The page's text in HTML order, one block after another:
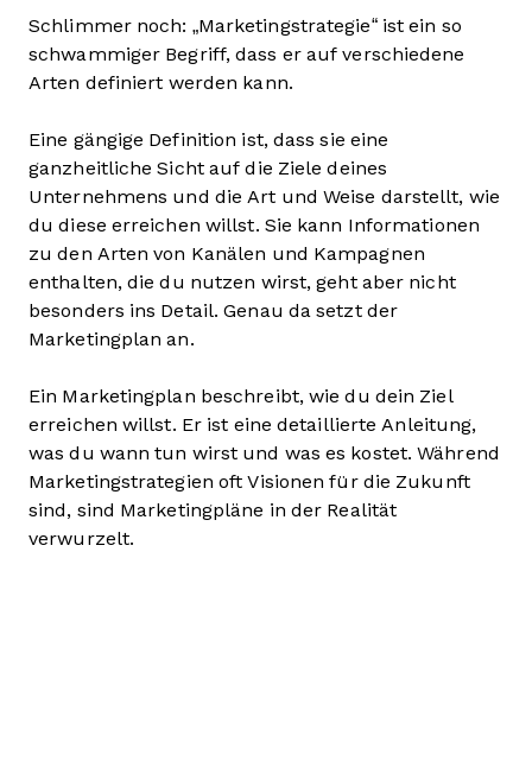
Schlimmer noch: „Marketingstrategie“ ist ein so
schwammiger Begriff, dass er auf verschiedene
Arten definiert werden kann.
Eine gängige Definition ist, dass sie eine
ganzheitliche Sicht auf die Ziele deines
Unternehmens und die Art und Weise darstellt, wie
du diese erreichen willst. Sie kann Informationen
zu den Arten von Kanälen und Kampagnen
enthalten, die du nutzen wirst, geht aber nicht
besonders ins Detail. Genau da setzt der
Marketingplan an.
Ein Marketingplan beschreibt, wie du dein Ziel
erreichen willst. Er ist eine detaillierte Anleitung,
was du wann tun wirst und was es kostet. Während
Marketingstrategien oft Visionen für die Zukunft
sind, sind Marketingpläne in der Realität
verwurzelt.